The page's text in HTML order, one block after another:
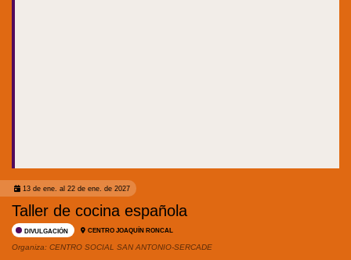
13 de ene. al 22 de ene. de 2027
Taller de cocina española
DIVULGACIÓN CENTRO JOAQUÍN RONCAL
Organiza: CENTRO SOCIAL SAN ANTONIO-SERCADE